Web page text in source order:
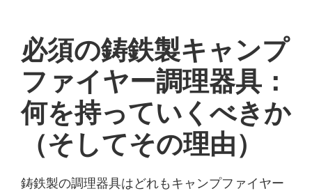
必須の鋳鉄製キャンプ
ファイヤー調理器具：
何を持っていくべきか
（そしてその理由）
鋳鉄製の調理器具はどれもキャンプファイヤー